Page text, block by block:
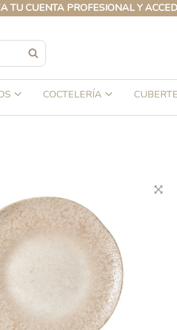
PROFESIONAL Y ACCEDE A
COCTELERÍA